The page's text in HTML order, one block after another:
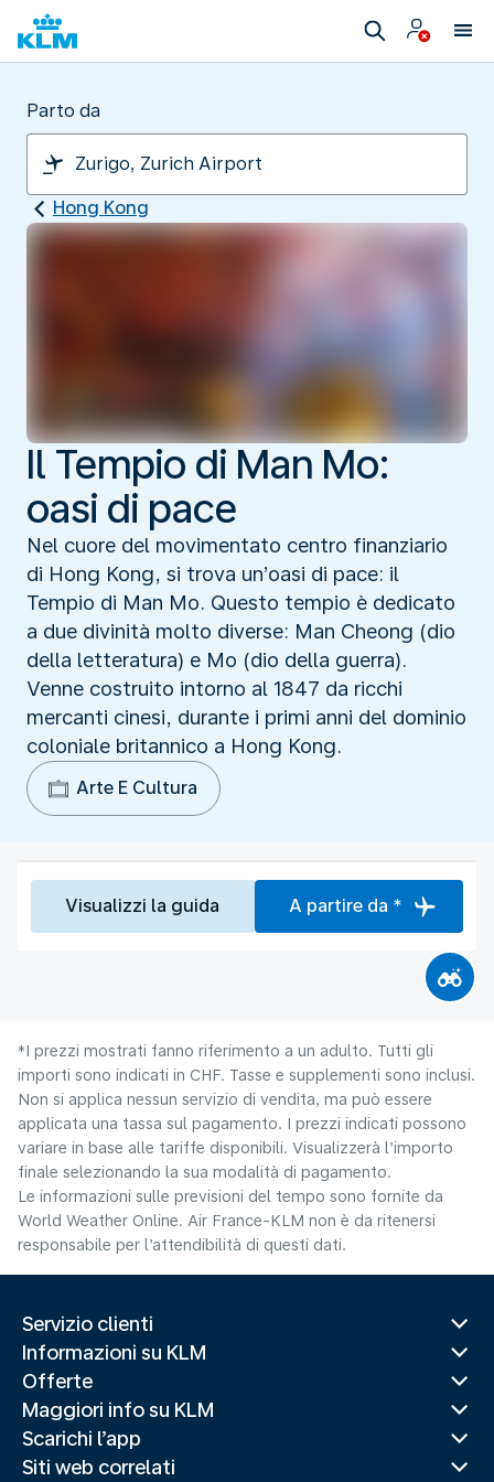
Parto da
Hong Kong
Il Tempio di Man Mo:
oasi di pace
Nel cuore del movimentato centro finanziario
di Hong Kong, si trova un’oasi di pace: il
Tempio di Man Mo. Questo tempio è dedicato
a due divinità molto diverse: Man Cheong (dio
della letteratura) e Mo (dio della guerra).
Venne costruito intorno al 1847 da ricchi
mercanti cinesi, durante i primi anni del dominio
coloniale britannico a Hong Kong.
Arte E Cultura
Visualizzi la guida A partire da *
*I prezzi mostrati fanno riferimento a un adulto. Tutti gli
importi sono indicati in CHF. Tasse e supplementi sono inclusi.
Non si applica nessun servizio di vendita, ma può essere
applicata una tassa sul pagamento. I prezzi indicati possono
variare in base alle tariffe disponibili. Visualizzerà l’importo
finale selezionando la sua modalità di pagamento.
Le informazioni sulle previsioni del tempo sono fornite da
World Weather Online. Air France-KLM non è da ritenersi
responsabile per l’attendibilità di questi dati.
Servizio clienti
Informazioni su KLM
Offerte
Maggiori info su KLM
Scarichi l’app
Siti web correlati